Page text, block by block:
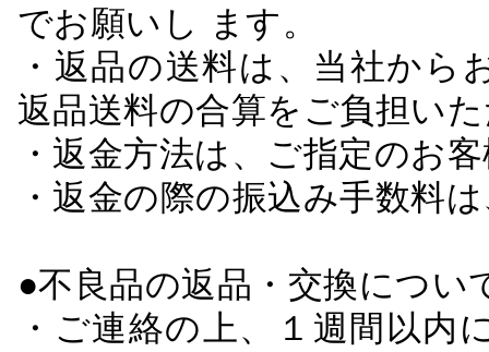
でお願いし ます。
・返品の送料は、当社か
返品送料の合算をご負担い
・返金方法は、ご指定のお
・返金の際の振込み手数料
●不良品の返品・交換につい
・ご連絡の上、１週間以